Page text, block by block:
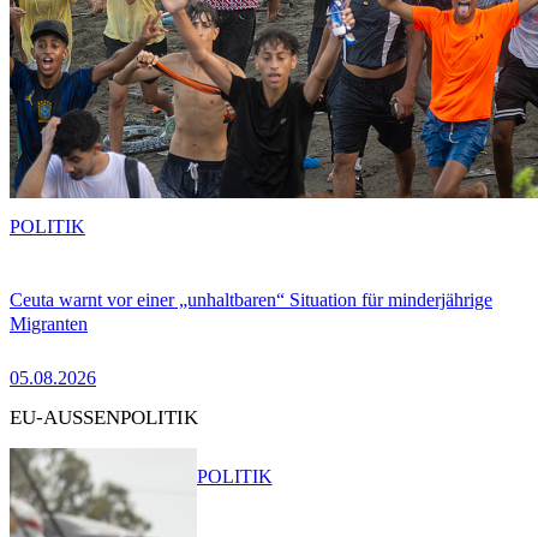
Ceuta warnt vor einer „unhaltbaren“ Situation für minderjährige
Migranten
05.08.2026
POLITIK
EU-AUSSENPOLITIK
POLITIK